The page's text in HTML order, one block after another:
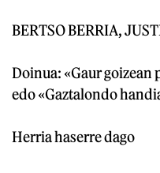
BERTSO BERRIA,
Doinua: «Gaur goizean
edo «Gaztalondo
Herria haserre dago